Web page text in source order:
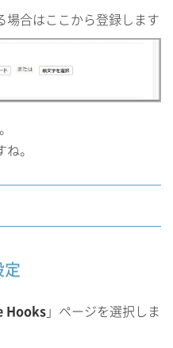
合はここから登録します
。
Hooks」ページを選択しま